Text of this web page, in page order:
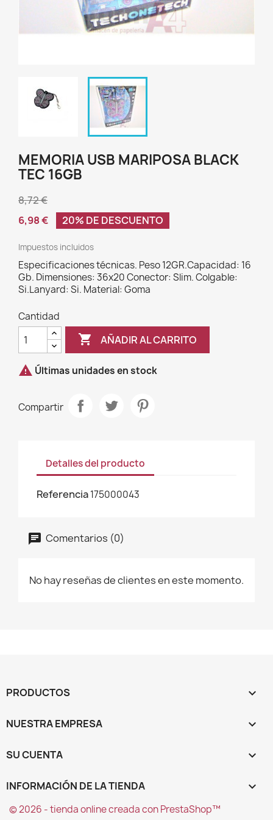
MEMORIA USB MARIPOSA BLACK
TEC 16GB
8,72 €
6,98 €
20% DE DESCUENTO
Impuestos incluidos
Especificaciones técnicas. Peso 12GR.Capacidad: 16
Gb. Dimensiones: 36x20 Conector: Slim. Colgable:
Si.Lanyard: Si. Material: Goma
Cantidad
 AÑADIR AL CARRITO
 Últimas unidades en stock
Compartir
Detalles del producto
Referencia175000043
Comentarios (0)
No hay reseñas de clientes en este momento.
PRODUCTOS 
NUESTRA EMPRESA 
SU CUENTA 
INFORMACIÓN DE LA TIENDA keyboard_arrow_down
© 2026 - tienda online creada con PrestaShop™